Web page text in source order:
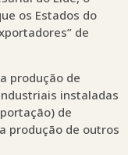
os Estados do
de
produção de
instaladas
de
produção de outros